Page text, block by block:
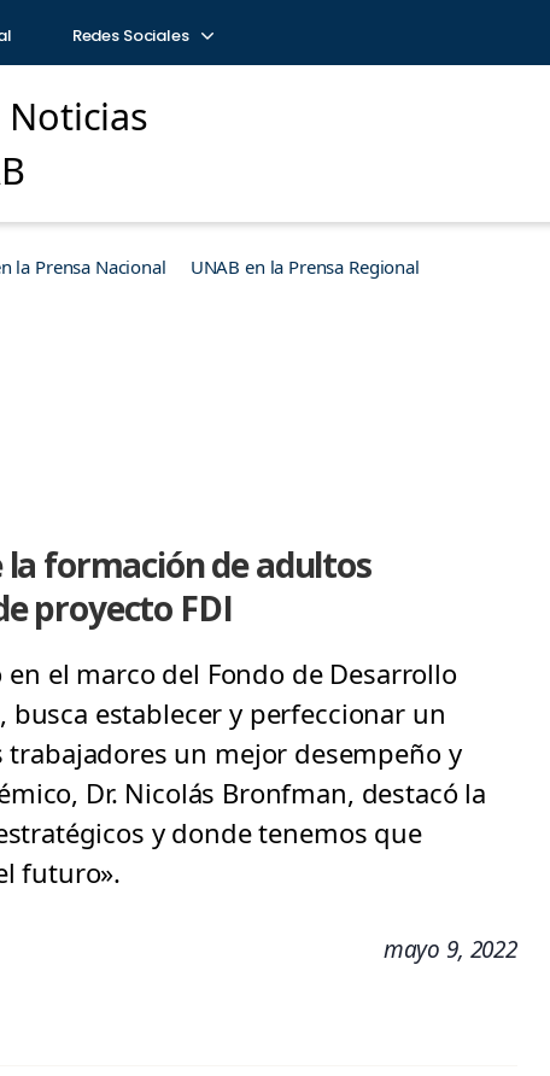
Redes Sociales
la Prensa Nacional UNAB en la Prensa Regional
la formación de adultos
proyecto FDI
el marco del Fondo de Desarrollo
establecer y perfeccionar un
un mejor desempeño y
Dr. Nicolás Bronfman, destacó la
y donde tenemos que
futuro».
mayo 9, 2022